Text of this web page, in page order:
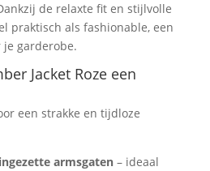
de relaxte fit en stijlvolle
praktisch als fashionable, een
je garderobe.
Jacket Roze een
een strakke en tijdloze
armsgaten– ideaal